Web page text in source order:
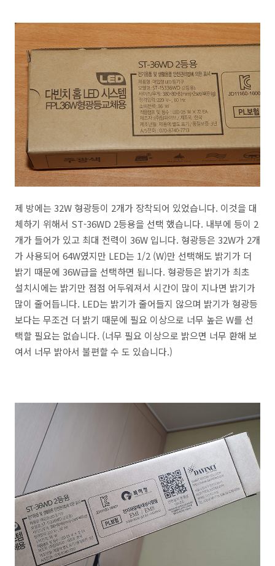
제 방에는 32W 형광등이 2개가 장착되어 있었습니다. 이것을 대
체하기 위해서 ST-36WD 2등용을 선택 했습니다. 내부에 등이 2
개가 들어가 있고 최대 전력이 36W 입니다. 형광등은 32W가 2개
가 사용되어 64W였지만 LED는 1/2 (W)만 선택해도 밝기가 더
밝기 때문에 36W급을 선택하면 됩니다. 형광등은 밝기가 최초
설치시에는 밝기만 점점 어두워져서 시간이 많이 지나면 밝기가
많이 줄어듭니다. LED는 밝기가 줄어들지 않으며 밝기가 형광등
보다는 무조건 더 밝기 때문에 필요 이상으로 너무 높은 W를 선
택할 필요는 없습니다. (너무 필요 이상으로 밝으면 너무 환해 보
여서 너무 밝아서 불편할 수 도 있습니다.)